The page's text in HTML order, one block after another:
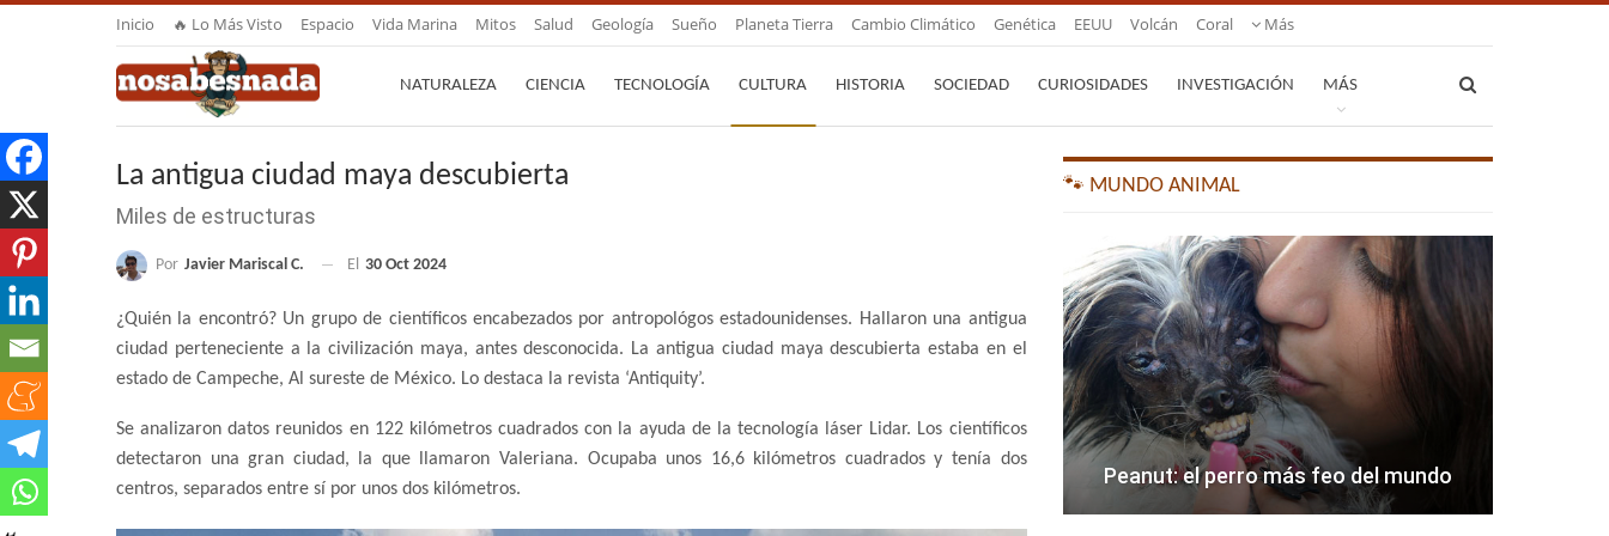
Inicio 🔥 Lo Más Visto Espacio Vida Marina Mitos Salud Geología Sueño Planeta Tierra Cambio Climático Genética EEUU Volcán Coral Más
NATURALEZA CIENCIA TECNOLOGÍA CULTURA HISTORIA SOCIEDAD CURIOSIDADES INVESTIGACIÓN MÁS
La antigua ciudad maya descubierta
Miles de estructuras
Por Javier Mariscal C. El 30 Oct 2024
¿Quién la encontró? Un grupo de científicos encabezados por antropológos estadounidenses. Hallaron una antigua
ciudad perteneciente a la civilización maya, antes desconocida. La antigua ciudad maya descubierta estaba en el
estado de Campeche, Al sureste de México. Lo destaca la revista ‘Antiquity’.
Se analizaron datos reunidos en 122 kilómetros cuadrados con la ayuda de la tecnología láser Lidar. Los científicos
detectaron una gran ciudad, la que llamaron Valeriana. Ocupaba unos 16,6 kilómetros cuadrados y tenía dos
centros, separados entre sí por unos dos kilómetros.
🐾 MUNDO ANIMAL
Peanut: el perro más feo del mundo